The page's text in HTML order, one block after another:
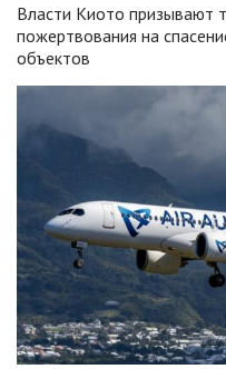
Власти Киото призывают
пожертвования на
объектов